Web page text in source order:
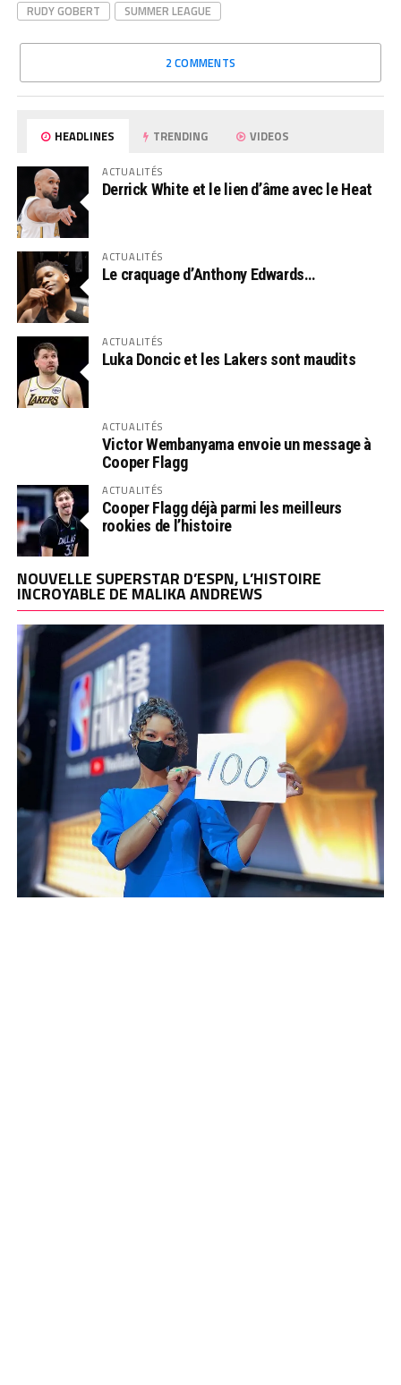
RUDY GOBERT SUMMER LEAGUE
2 COMMENTS
HEADLINES TRENDING VIDEOS
ACTUALITÉS
Derrick White et le lien d’âme avec le Heat
ACTUALITÉS
Le craquage d’Anthony Edwards…
ACTUALITÉS
Luka Doncic et les Lakers sont maudits
ACTUALITÉS
Victor Wembanyama envoie un message à
Cooper Flagg
ACTUALITÉS
Cooper Flagg déjà parmi les meilleurs
rookies de l’histoire
NOUVELLE SUPERSTAR D’ESPN, L’HISTOIRE
INCROYABLE DE MALIKA ANDREWS